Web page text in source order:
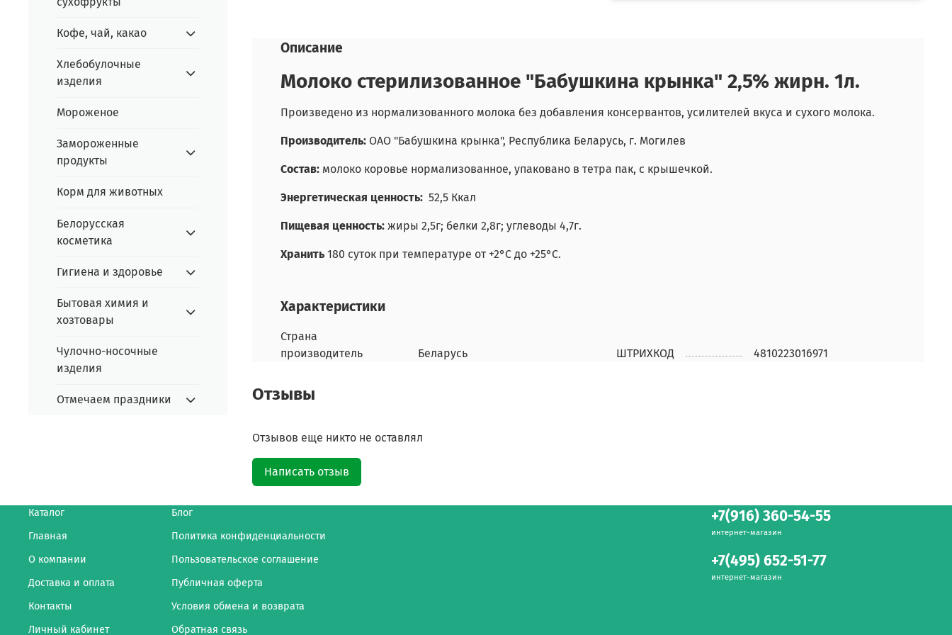
Описание
Молоко стерилизованное "Бабушкина крынка" 2,5% жирн. 1л.
Произведено из нормализованного молока без добавления консервантов, усилителей вкуса и сухого молока.
Производитель: ОАО "Бабушкина крынка", Республика Беларусь, г. Могилев
Состав:молоко коровье нормализованное, упаковано в тетра пак, с крышечкой.
Энергетическая ценность: 52,5 Ккал
Пищевая ценность:жиры 2,5г; белки 2,8г; углеводы 4,7г.
Хранить180 суток при температуре от +2°С до +25°С.
Характеристики
Страна
производитель
Беларусь ШТРИХКОД 4810223016971
Отзывы
Отзывов еще никто не оставлял
Написать отзыв
Кофе, чай, какао
Хлебобулочные
изделия
Мороженое
Замороженные
продукты
Корм для животных
Белорусская
косметика
Гигиена и здоровье
Бытовая химия и
хозтовары
Чулочно-носочные
изделия
Отмечаем праздники
Каталог
Главная
О компании
Доставка и оплата
Контакты
Личный кабинет
Блог
Политика конфиденциальности
Пользовательское соглашение
Публичная оферта
Условия обмена и возврата
Обратная связь
+7(916) 360-54-55
интернет-магазин
+7(495) 652-51-77
интернет-магазин